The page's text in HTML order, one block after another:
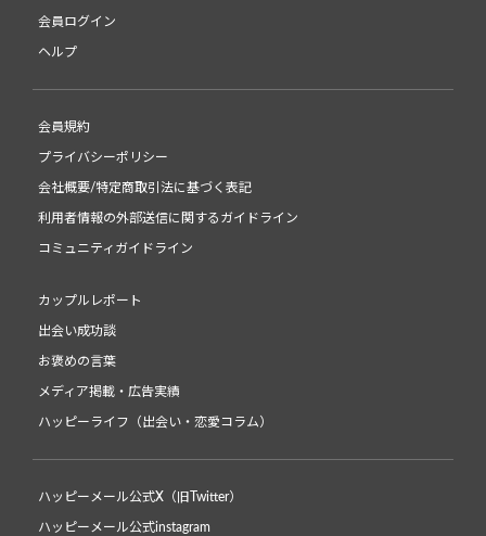
会員ログイン
ヘルプ
会員規約
プライバシーポリシー
会社概要/特定商取引法に基づく表記
利用者情報の外部送信に関するガイドライン
コミュニティガイドライン
カップルレポート
出会い成功談
お褒めの言葉
メディア掲載・広告実績
ハッピーライフ（出会い・恋愛コラム）
ハッピーメール公式X（旧Twitter）
ハッピーメール公式instagram